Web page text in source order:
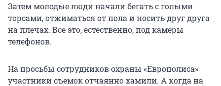
Затем молодые люди начали бегать с голыми
торсами, отжиматься от пола и носить друг друга
на плечах. Все это, естественно, под камеры
телефонов.
На просьбы сотрудников охраны «Европолиса»
участники съемок отчаянно хамили. А когда на